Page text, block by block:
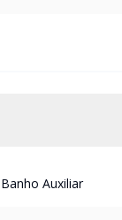
Banho Auxiliar